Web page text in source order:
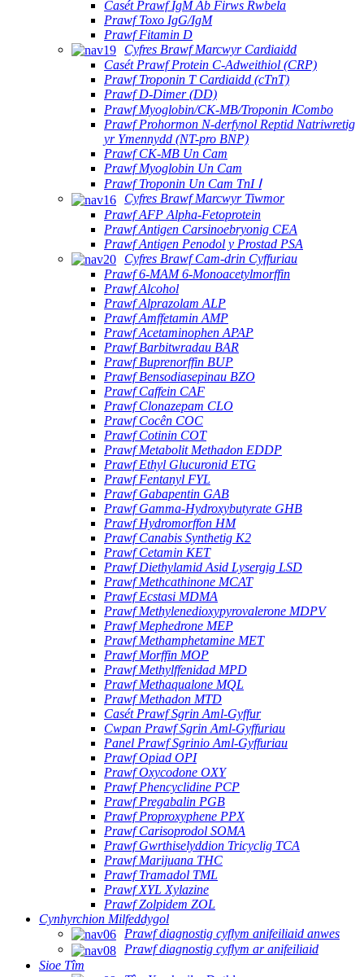
Casét Prawf IgM Ab Firws Rwbela
Prawf Toxo IgG/IgM
Prawf Fitamin D
Cyfres Brawf Marcwyr Cardiaidd
Casét Prawf Protein C-Adweithiol (CRP)
Prawf Troponin T Cardiaidd (cTnT)
Prawf D-Dimer (DD)
Prawf Myoglobin/CK-MB/Troponin ⅠCombo
Prawf Prohormon N-derfynol Reptid Natriwretig
yr Ymennydd (NT-pro BNP)
Prawf CK-MB Un Cam
Prawf Myoglobin Un Cam
Prawf Troponin Un Cam TnI Ⅰ
Cyfres Brawf Marcwyr Tiwmor
Prawf AFP Alpha-Fetoprotein
Prawf Antigen Carsinoebryonig CEA
Prawf Antigen Penodol y Prostad PSA
Cyfres Brawf Cam-drin Cyffuriau
Prawf 6-MAM 6-Monoacetylmorffin
Prawf Alcohol
Prawf Alprazolam ALP
Prawf Amffetamin AMP
Prawf Acetaminophen APAP
Prawf Barbitwradau BAR
Prawf Buprenorffin BUP
Prawf Bensodiasepinau BZO
Prawf Caffein CAF
Prawf Clonazepam CLO
Prawf Cocên COC
Prawf Cotinin COT
Prawf Metabolit Methadon EDDP
Prawf Ethyl Glucuronid ETG
Prawf Fentanyl FYL
Prawf Gabapentin GAB
Prawf Gamma-Hydroxybutyrate GHB
Prawf Hydromorffon HM
Prawf Canabis Synthetig K2
Prawf Cetamin KET
Prawf Diethylamid Asid Lysergig LSD
Prawf Methcathinone MCAT
Prawf Ecstasi MDMA
Prawf Methylenedioxypyrovalerone MDPV
Prawf Mephedrone MEP
Prawf Methamphetamine MET
Prawf Morffin MOP
Prawf Methylffenidad MPD
Prawf Methaqualone MQL
Prawf Methadon MTD
Casét Prawf Sgrin Aml-Gyffur
Cwpan Prawf Sgrin Aml-Gyffuriau
Panel Prawf Sgrinio Aml-Gyffuriau
Prawf Opiad OPI
Prawf Oxycodone OXY
Prawf Phencyclidine PCP
Prawf Pregabalin PGB
Prawf Proproxyphene PPX
Prawf Carisoprodol SOMA
Prawf Gwrthiselyddion Tricyclig TCA
Prawf Marijuana THC
Prawf Tramadol TML
Prawf XYL Xylazine
Prawf Zolpidem ZOL
Cynhyrchion Milfeddygol
Prawf diagnostig cyflym anifeiliaid anwes
Prawf diagnostig cyflym ar anifeiliaid
Sioe Tîm